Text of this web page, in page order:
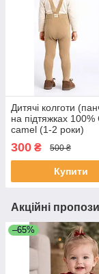
Дитячі колготи
на підтяжках 100%
camel (1-2 роки)
300 ₴ 500 ₴
Купити
Акційні
–65%